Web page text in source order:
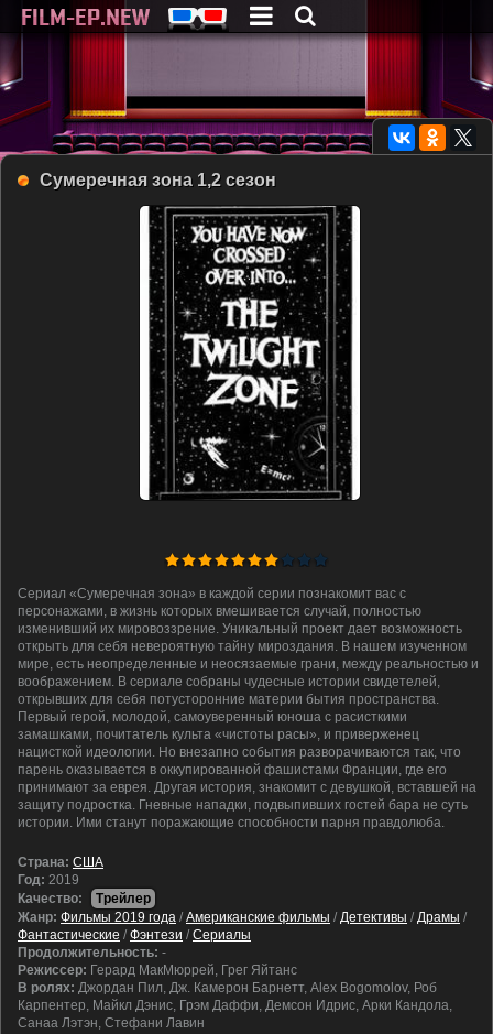
Сумеречная зона 1,2 сезон
Сериал «Сумеречная зона» в каждой серии познакомит вас с
персонажами, в жизнь которых вмешивается случай, полностью
изменивший их мировоззрение. Уникальный проект дает возможность
открыть для себя невероятную тайну мироздания. В нашем изученном
мире, есть неопределенные и неосязаемые грани, между реальностью и
воображением. В сериале собраны чудесные истории свидетелей,
открывших для себя потусторонние материи бытия пространства.
Первый герой, молодой, самоуверенный юноша с расисткими
замашками, почитатель культа «чистоты расы», и приверженец
нацисткой идеологии. Но внезапно события разворачиваются так, что
парень оказывается в оккупированной фашистами Франции, где его
принимают за еврея. Другая история, знакомит с девушкой, вставшей на
защиту подростка. Гневные нападки, подвыпивших гостей бара не суть
истории. Ими станут поражающие способности парня правдолюба.
Cтрана: США
Год: 2019
Качество:
Трейлер
Жанр: Фильмы 2019 года / Американские фильмы / Детективы / Драмы /
Фантастические / Фэнтези / Сериалы
Продолжительность: -
Режиссер: Герард МакМюррей, Грег Яйтанс
В ролях: Джордан Пил, Дж. Камерон Барнетт, Alex Bogomolov, Роб
Карпентер, Майкл Дэнис, Грэм Даффи, Демсон Идрис, Арки Кандола,
Санаа Лэтэн, Стефани Лавин